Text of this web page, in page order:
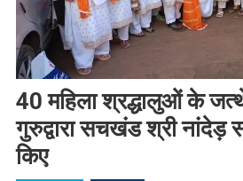
40 महिला श्रद्धालुओं के
गुरुद्वारा सचखंड श्री नांदेड़
किए